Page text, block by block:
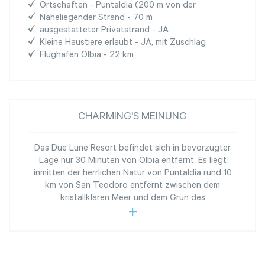
Ortschaften - Puntaldia (200 m von der
Naheliegender Strand - 70 m
ausgestatteter Privatstrand - JA
Kleine Haustiere erlaubt - JA, mit Zuschlag
Flughafen Olbia - 22 km
CHARMING'S MEINUNG
Das Due Lune Resort befindet sich in bevorzugter
Lage nur 30 Minuten von Olbia entfernt. Es liegt
inmitten der herrlichen Natur von Puntaldia rund 10
km von San Teodoro entfernt zwischen dem
kristallklaren Meer und dem Grün des